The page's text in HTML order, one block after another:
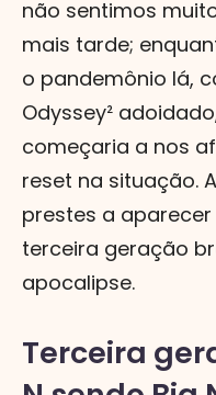
não sentimos
mais tarde;
o pandemônio lá,
Odyssey²
começaria a nos
reset na situação.
prestes a aparecer
terceira geração
apocalipse.
Terceira